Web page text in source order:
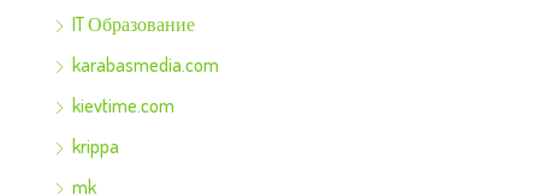
IT Образование
karabasmedia.com
kievtime.com
krippa
mk